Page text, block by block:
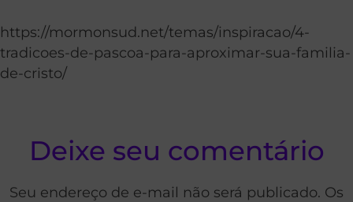
https://mormonsud.net/temas/inspiracao/4-
tradicoes-de-pascoa-para-aproximar-sua-familia-
de-cristo/
Deixe seu comentário
Seu endereço de e-mail não será publicado. Os